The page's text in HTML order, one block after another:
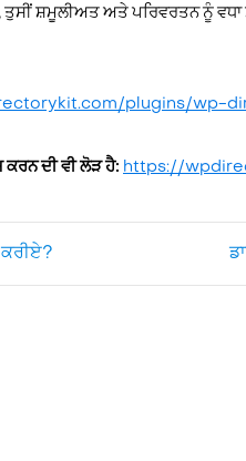
ਤੁਸੀਂ ਸ਼ਮੂਲੀਅਤ ਅਤੇ ਪਰਿਵਰਤਨ ਨੂੰ
plugins/wp-
ਦੀ ਵੀ ਲੋੜ ਹੈ: https://